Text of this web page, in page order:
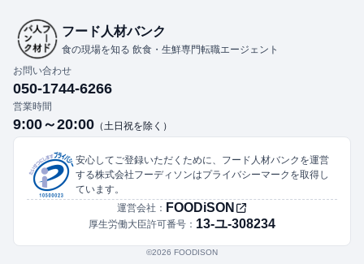
フード人材バンク
食の現場を知る 飲食・生鮮専門転職エージェント
お問い合わせ
050-1744-6266
営業時間
9:00～20:00 （土日祝を除く）
安心してご登録いただくために、フード人材バンクを運営
する株式会社フーディソンはプライバシーマークを取得し
ています。
運営会社： FOODiSON
厚生労働大臣許可番号： 13-ユ-308234
©︎2026 FOODISON